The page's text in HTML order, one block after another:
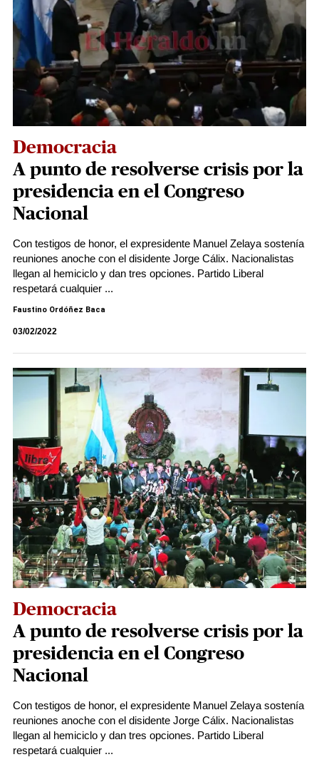
Democracia
A punto de resolverse crisis por la
presidencia en el Congreso
Nacional
Con testigos de honor, el expresidente Manuel Zelaya sostenía
reuniones anoche con el disidente Jorge Cálix. Nacionalistas
llegan al hemiciclo y dan tres opciones. Partido Liberal
respetará cualquier ...
Faustino Ordóñez Baca
03/02/2022
Democracia
A punto de resolverse crisis por la
presidencia en el Congreso
Nacional
Con testigos de honor, el expresidente Manuel Zelaya sostenía
reuniones anoche con el disidente Jorge Cálix. Nacionalistas
llegan al hemiciclo y dan tres opciones. Partido Liberal
respetará cualquier ...